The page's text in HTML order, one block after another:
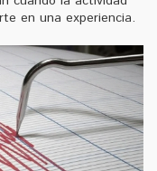
en una experiencia.